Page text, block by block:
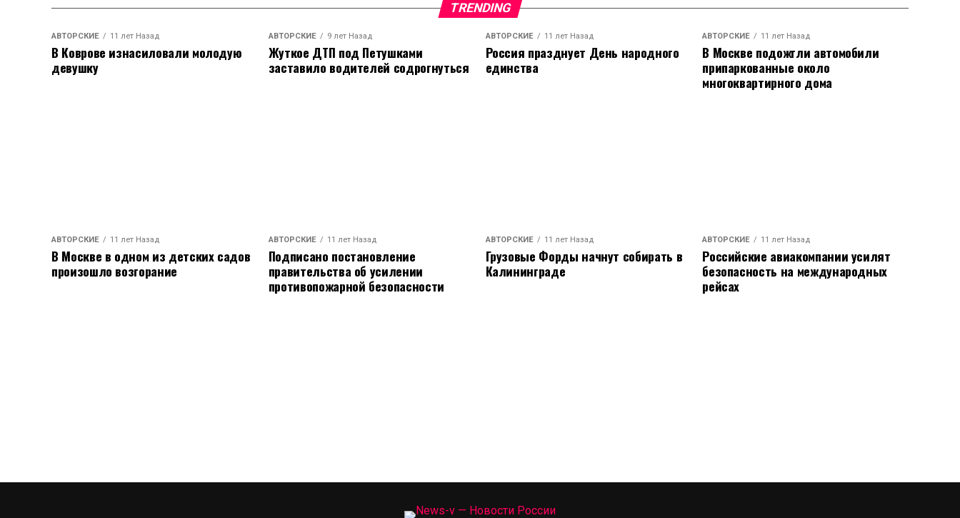
TRENDING
АВТОРСКИЕ 11 лет Назад
В Коврове изнасиловали молодую
девушку
АВТОРСКИЕ 9 лет Назад
Жуткое ДТП под Петушками
заставило водителей содрогнуться
АВТОРСКИЕ 11 лет Назад
Россия празднует День народного
единства
АВТОРСКИЕ 11 лет Назад
В Москве подожгли автомобили
припаркованные около
многоквартирного дома
АВТОРСКИЕ 11 лет Назад
В Москве в одном из детских садов
произошло возгорание
АВТОРСКИЕ 11 лет Назад
Подписано постановление
правительства об усилении
противопожарной безопасности
АВТОРСКИЕ 11 лет Назад
Грузовые Форды начнут собирать в
Калининграде
АВТОРСКИЕ 11 лет Назад
Российские авиакомпании усилят
безопасность на международных
рейсах